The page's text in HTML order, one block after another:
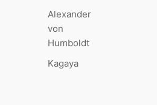
Alexander
von
Humboldt
Kagaya